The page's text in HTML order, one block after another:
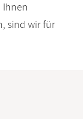
sind wir für